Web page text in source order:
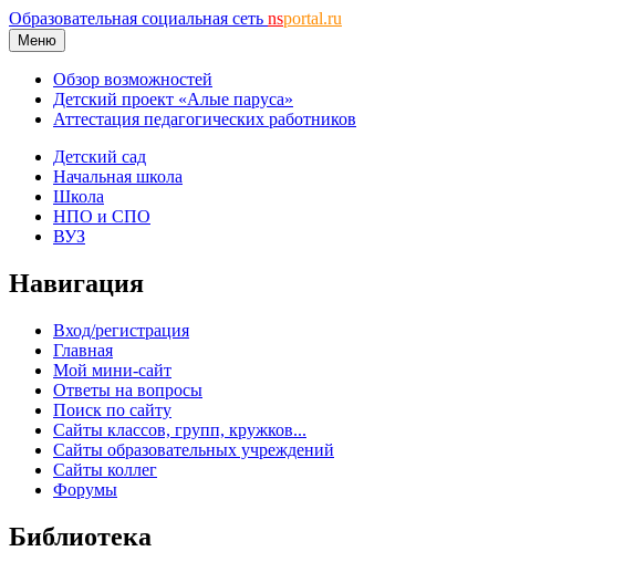
Образовательная социальная сеть nsportal.ru
Меню
Обзор возможностей
Детский проект «Алые паруса»
Аттестация педагогических работников
Детский сад
Начальная школа
Школа
НПО и СПО
ВУЗ
Навигация
Вход/регистрация
Главная
Мой мини-сайт
Ответы на вопросы
Поиск по сайту
Сайты классов, групп, кружков...
Сайты образовательных учреждений
Сайты коллег
Форумы
Библиотека